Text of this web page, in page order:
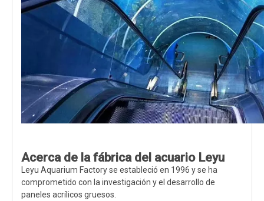
Acerca de la fábrica del acuario Leyu
Leyu Aquarium Factory se estableció en 1996 y se ha
comprometido con la investigación y el desarrollo de
paneles acrílicos gruesos.